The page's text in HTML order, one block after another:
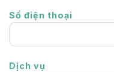
Số điện thoại
Dịch vụ